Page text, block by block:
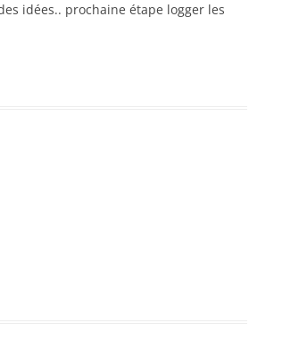
idées.. prochaine étape logger les